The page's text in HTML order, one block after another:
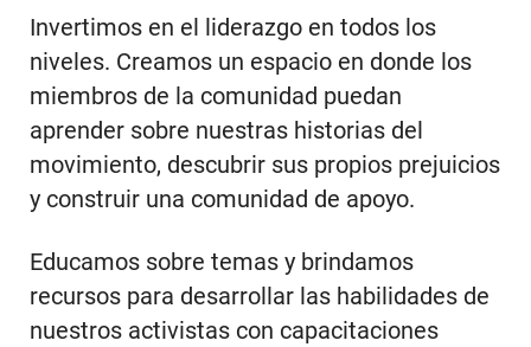
Invertimos en el liderazgo en todos los
niveles. Creamos un espacio en donde los
miembros de la comunidad puedan
aprender sobre nuestras historias del
movimiento, descubrir sus propios prejuicios
y construir una comunidad de apoyo.
Educamos sobre temas y brindamos
recursos para desarrollar las habilidades de
nuestros activistas con capacitaciones